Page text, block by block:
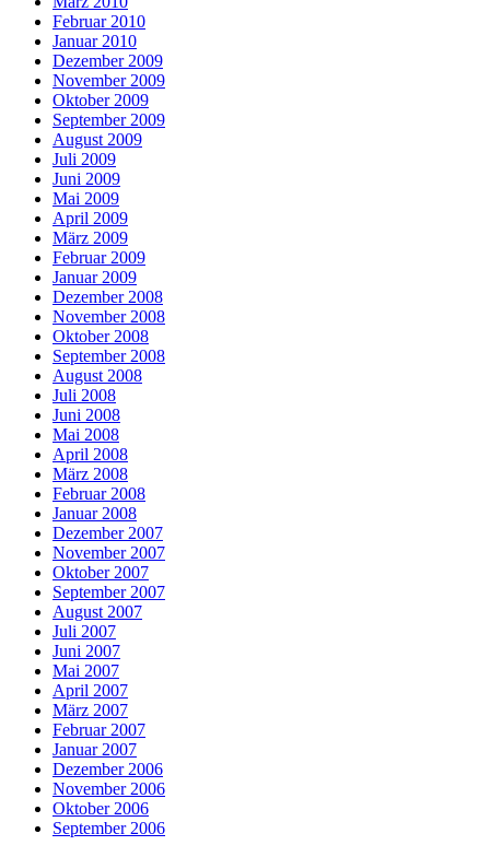
Februar 2010
Januar 2010
Dezember 2009
November 2009
Oktober 2009
September 2009
August 2009
Juli 2009
Juni 2009
Mai 2009
April 2009
März 2009
Februar 2009
Januar 2009
Dezember 2008
November 2008
Oktober 2008
September 2008
August 2008
Juli 2008
Juni 2008
Mai 2008
April 2008
März 2008
Februar 2008
Januar 2008
Dezember 2007
November 2007
Oktober 2007
September 2007
August 2007
Juli 2007
Juni 2007
Mai 2007
April 2007
März 2007
Februar 2007
Januar 2007
Dezember 2006
November 2006
Oktober 2006
September 2006